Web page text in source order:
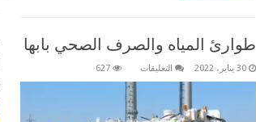
طوارئ المياه والصرف الصحي بابها
30 يناير، 2022 التعليقات
المياه
والصرف
الصحي
بابها
627